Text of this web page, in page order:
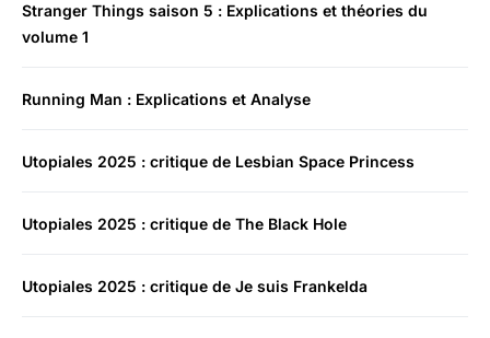
Stranger Things saison 5 : Explications et théories du
volume 1
Running Man : Explications et Analyse
Utopiales 2025 : critique de Lesbian Space Princess
Utopiales 2025 : critique de The Black Hole
Utopiales 2025 : critique de Je suis Frankelda